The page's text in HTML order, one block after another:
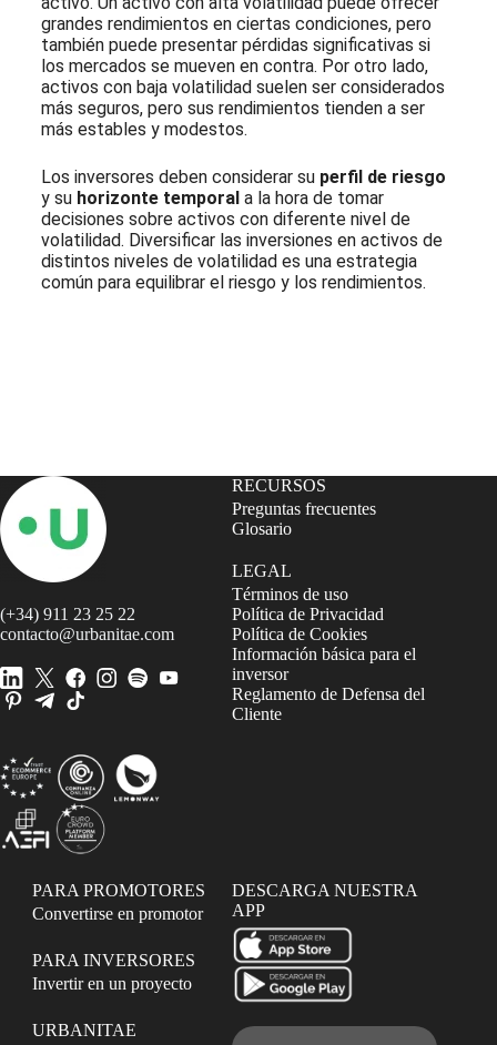
grandes rendimientos en ciertas condiciones, pero
también puede presentar pérdidas significativas si
los mercados se mueven en contra. Por otro lado,
activos con baja volatilidad suelen ser considerados
más seguros, pero sus rendimientos tienden a ser
más estables y modestos.
Los inversores deben considerar su perfil de riesgo
y su horizonte temporala la hora de tomar
decisiones sobre activos con diferente nivel de
volatilidad. Diversificar las inversiones en activos de
distintos niveles de volatilidad es una estrategia
común para equilibrar el riesgo y los rendimientos.
(+34) 911 23 25 22
contacto@urbanitae.com
RECURSOS
Preguntas frecuentes
Glosario
LEGAL
Términos de uso
Política de Privacidad
Política de Cookies
Información básica para el
inversor
Reglamento de Defensa del
Cliente
PARA PROMOTORES
Convertirse en promotor
PARA INVERSORES
Invertir en un proyecto
URBANITAE
DESCARGA NUESTRA
APP